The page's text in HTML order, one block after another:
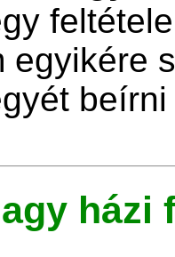
egyikére
házi